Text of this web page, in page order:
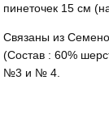
пинеточек 15 см
Связаны из
(Состав : 60%
№3 и № 4.